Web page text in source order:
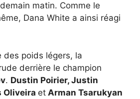
matin. Comme le
Dana White a ainsi réagi
des poids légers, la
derrière le champion
. Dustin Poirier, Justin
Oliveira et Arman Tsarukyan